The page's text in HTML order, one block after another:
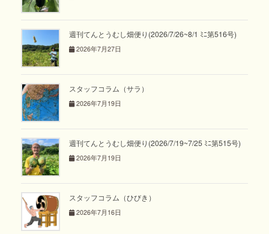
週刊てんとうむし畑便り(2026/7/26~8/1 ﾐﾆ第516号)
2026年7月27日
スタッフコラム（サラ）
2026年7月19日
週刊てんとうむし畑便り(2026/7/19~7/25 ﾐﾆ第515号)
2026年7月19日
スタッフコラム（ひびき）
2026年7月16日